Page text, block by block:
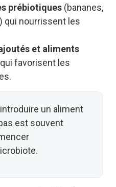
prébiotiques (bananes,
qui nourrissent les
et aliments
qui favorisent les
introduire un aliment
est souvent